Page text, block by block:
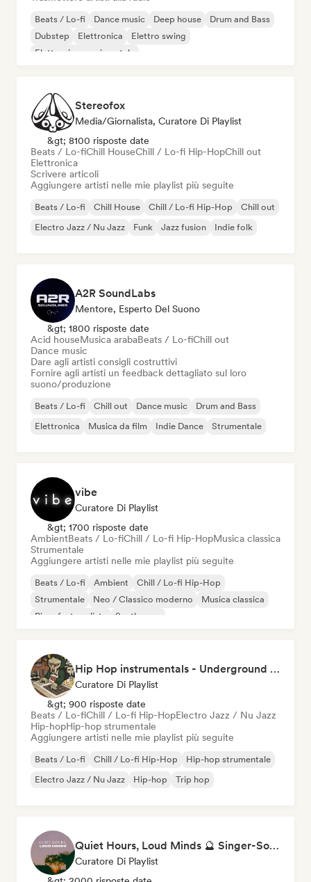
Beats / Lo-fi Dance music Deep house
Drum and Bass
Dubstep
Elettronica
Elettro swing
Elettronica sperimentale
Stereofox
Media/Giornalista, Curatore Di Playlist
&gt; 8100 risposte date
Beats / Lo-fiChill HouseChill / Lo-fi Hip-HopChill out
Elettronica
Scrivere articoli
Aggiungere artisti nelle mie playlist più seguite
Beats / Lo-fi Chill House Chill / Lo-fi Hip-Hop
Chill out
Electro Jazz / Nu Jazz
Funk Jazz fusion Indie folk
A2R SoundLabs
Mentore, Esperto Del Suono
&gt; 1800 risposte date
Acid houseMusica arabaBeats / Lo-fiChill out
Dance music
Dare agli artisti consigli costruttivi
Fornire agli artisti un feedback dettagliato sul loro
suono/produzione
Beats / Lo-fi Chill out Dance music
Drum and Bass
Elettronica
Musica da film Indie Dance Strumentale
vibe
Curatore Di Playlist
&gt; 1700 risposte date
AmbientBeats / Lo-fiChill / Lo-fi Hip-HopMusica classica
Strumentale
Aggiungere artisti nelle mie playlist più seguite
Beats / Lo-fi Ambient
Chill / Lo-fi Hip-Hop
Strumentale
Neo / Classico moderno
Musica classica
Pianoforte solista
Synthwave
Hip Hop instrumentals - Underground boombap & Lo Fi Hip Hop (by Snaap)
Curatore Di Playlist
&gt; 900 risposte date
Beats / Lo-fiChill / Lo-fi Hip-HopElectro Jazz / Nu Jazz
Hip-hopHip-hop strumentale
Aggiungere artisti nelle mie playlist più seguite
Beats / Lo-fi Chill / Lo-fi Hip-Hop
Hip-hop strumentale
Electro Jazz / Nu Jazz
Hip-hop Trip hop
Quiet Hours, Loud Minds 🔮 Singer-Songwriter, Bedroom Pop & Dream Pop
Curatore Di Playlist